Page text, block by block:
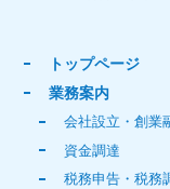
トップページ
業務案内
会社設立・創業
資金調達
税務申告・税務